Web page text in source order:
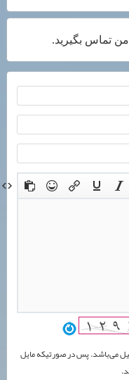
تماس بگیرید.
می‌باشد. پس در صورتیکه مایل